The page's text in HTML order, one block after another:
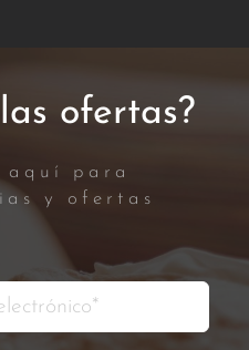
ofertas?
aquí para
y ofertas